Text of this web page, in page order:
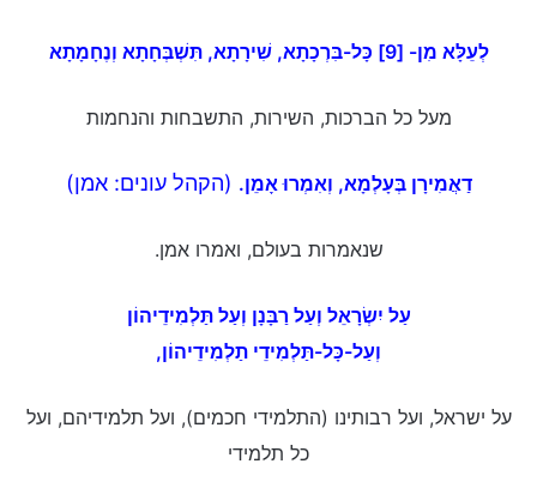
לְעֵלָּא מִן- [9] כָּל-בִּרְכָתָא, שִׁירָתָא, תִּשְׁבְּחָתָא וְנֶחָמָתָא
מעל כל הברכות, השירות, התשבחות והנחמות
דַאֲמִירָן בְּעָלְמָא, וְאִמְרוּאָמֵן. (הקהל עונים: אמן)
שנאמרות בעולם, ואמרו אמן.
עַל יִשְׂרָאֵל וְעַל רַבָּנָן וְעַל תַּלְמִידֵיהוֹן
וְעַל-כָּל-תַּלְמִידֵי תַלְמִידֵיהוֹן,
על ישראל, ועל רבותינו (התלמידי חכמים), ועל תלמידיהם, ועל
כל תלמידי